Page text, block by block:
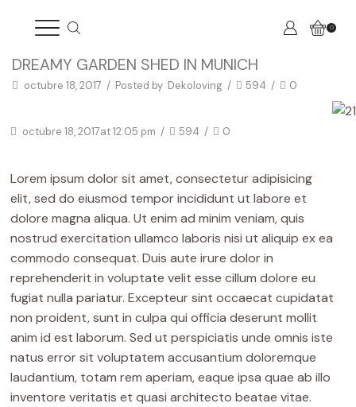
0
DREAMY GARDEN SHED IN MUNICH
octubre 18, 2017 / Posted by Dekoloving / 594 / 0
octubre 18, 2017at 12:05 pm / 594 / 0
Lorem ipsum dolor sit amet, consectetur adipisicing
elit, sed do eiusmod tempor incididunt ut labore et
dolore magna aliqua. Ut enim ad minim veniam, quis
nostrud exercitation ullamco laboris nisi ut aliquip ex ea
commodo consequat. Duis aute irure dolor in
reprehenderit in voluptate velit esse cillum dolore eu
fugiat nulla pariatur. Excepteur sint occaecat cupidatat
non proident, sunt in culpa qui officia deserunt mollit
anim id est laborum. Sed ut perspiciatis unde omnis iste
natus error sit voluptatem accusantium doloremque
laudantium, totam rem aperiam, eaque ipsa quae ab illo
inventore veritatis et quasi architecto beatae vitae.